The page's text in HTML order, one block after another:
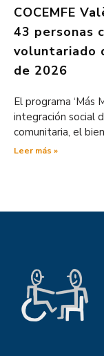
COCEMFE
43 personas
voluntariado
de 2026
El programa ‘Más
integración social
comunitaria, el
Leer más »